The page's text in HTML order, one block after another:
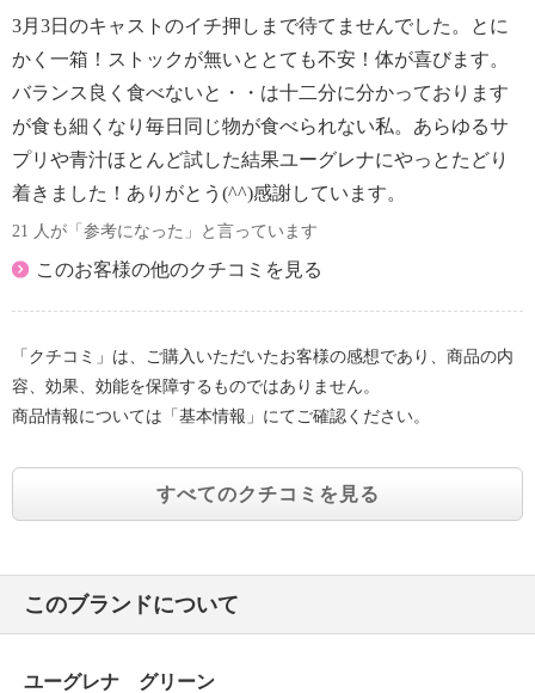
3月3日のキャストのイチ押しまで待てませんでした。とに
かく一箱！ストックが無いととても不安！体が喜びます。
バランス良く食べないと・・は十二分に分かっております
が食も細くなり毎日同じ物が食べられない私。あらゆるサ
プリや青汁ほとんど試した結果ユーグレナにやっとたどり
着きました！ありがとう(^^)感謝しています。
21 人が「参考になった」と言っています
このお客様の他のクチコミを見る
「クチコミ」は、ご購入いただいたお客様の感想であり、商品の内
容、効果、効能を保障するものではありません。
商品情報については「基本情報」にてご確認ください。
すべてのクチコミを見る
このブランドについて
ユーグレナ グリーン